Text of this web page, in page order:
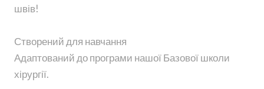
швів!
Створений для навчання
Адаптований до програми нашої Базової школи
хірургії.